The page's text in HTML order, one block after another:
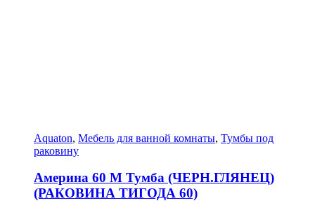
Aquaton, Мебель для ванной комнаты, Тумбы под
раковину
Америна 60 М Тумба (ЧЕРН.ГЛЯНЕЦ)
(РАКОВИНА ТИГОДА 60)